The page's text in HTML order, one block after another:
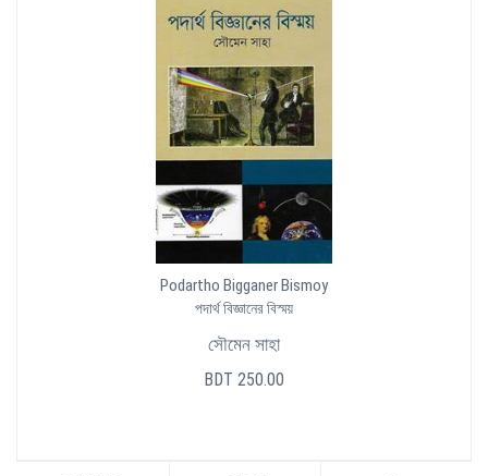
Podartho Bigganer Bismoy
পদার্থ বিজ্ঞানের বিস্ময়
সৌমেন সাহা
BDT 250.00